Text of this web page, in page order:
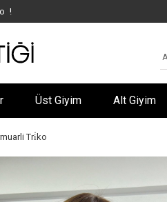
!
Üst Giyim Alt Giyim
Tri̇ko